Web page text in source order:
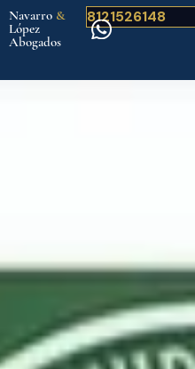
Navarro &
López
Abogados
8121526148